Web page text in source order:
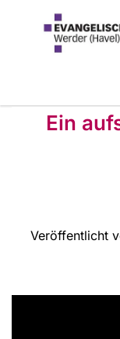
Ein
Veröffentlicht